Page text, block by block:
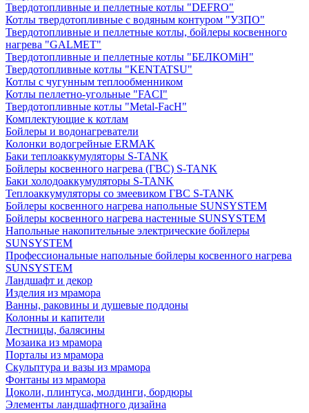
Твердотопливные и пеллетные котлы "DEFRO"
Котлы твердотопливные с водяным контуром "УЗПО"
Твердотопливные и пеллетные котлы, бойлеры косвенного
нагрева "GALMET"
Твердотопливные и пеллетные котлы "БЕЛКОМiН"
Твердотопливные котлы "KENTATSU"
Котлы с чугунным теплообменником
Котлы пеллетно-угольные "FACI"
Твердотопливные котлы "Metal-FacH"
Комплектующие к котлам
Бойлеры и водонагреватели
Колонки водогрейные ERMAK
Баки теплоаккумуляторы S-TANK
Бойлеры косвенного нагрева (ГВС) S-TANK
Баки холодоаккумуляторы S-TANK
Теплоаккумуляторы со змеевиком ГВС S-TANK
Бойлеры косвенного нагрева напольные SUNSYSTEM
Бойлеры косвенного нагрева настенные SUNSYSTEM
Напольные накопительные электрические бойлеры
SUNSYSTEM
Профессиональные напольные бойлеры косвенного нагрева
SUNSYSTEM
Ландшафт и декор
Изделия из мрамора
Ванны, раковины и душевые поддоны
Колонны и капители
Лестницы, балясины
Мозаика из мрамора
Порталы из мрамора
Скульптура и вазы из мрамора
Фонтаны из мрамора
Цоколи, плинтуса, молдинги, бордюры
Элементы ландшафтного дизайна